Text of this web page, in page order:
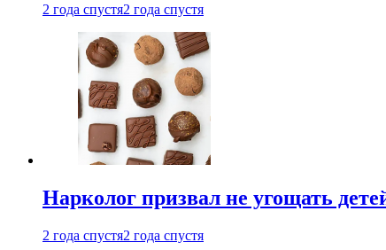
2 года спустя2 года спустя
Нарколог призвал не угощать
2 года спустя2 года спустя